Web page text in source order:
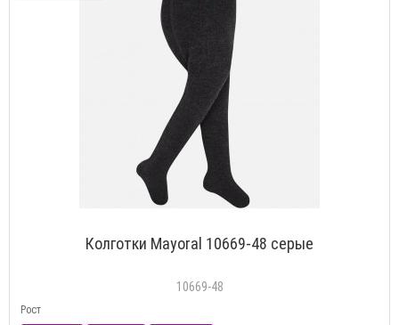
Колготки Mayoral 10669-48 серые
10669-48
Рост